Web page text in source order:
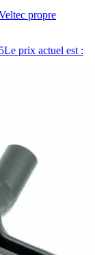
propre
Le prix actuel est :